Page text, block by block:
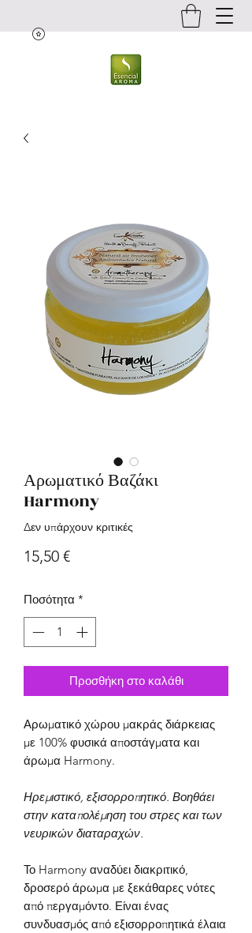
Αρωματικό Βαζάκι
Harmony
Δεν υπάρχουν κριτικές
15,50 €Τιμή
Ποσότητα *
Προσθήκη στο καλάθι
Αρωματικό χώρου μακράς διάρκειας
με 100% φυσικά αποστάγματα και
άρωμα Harmony.
Ηρεμιστικό, εξισορροπητικό. Βοηθάει
στην καταπολέμηση του στρες και των
νευρικών διαταραχών.
Το Harmony αναδύει διακριτικό,
δροσερό άρωμα με ξεκάθαρες νότες
από περγαμόντο. Είναι ένας
συνδυασμός από εξισορροπητικά έλαια